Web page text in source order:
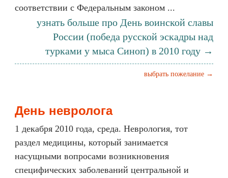
соответствии с Федеральным законом ...
узнать больше про День воинской славы
России (победа русской эскадры над
турками у мыса Синоп) в 2010 году →
выбрать пожелание →
День невролога
1 декабря 2010 года, среда. Неврология, тот
раздел медицины, который занимается
насущными вопросами возникновения
специфических заболеваний центральной и